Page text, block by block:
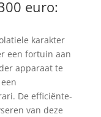
euro:
karakter
een fortuin aan
apparaat te
De efficiënte-
van deze